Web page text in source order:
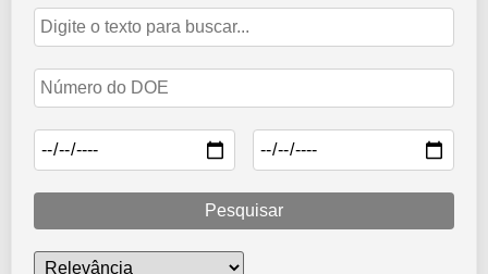
Edição de n°3280 de 26 de março de 2024
26 de março de 2024
Abrir Edição
Pesquisar